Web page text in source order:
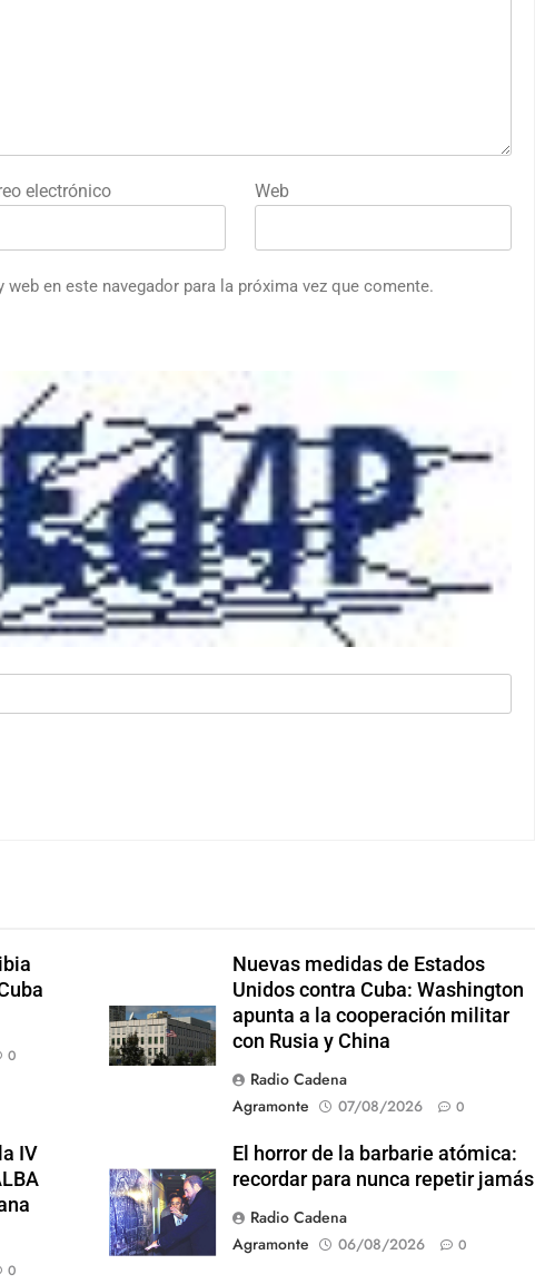
electrónico Web
en este navegador para la próxima vez que comente.
0
Nuevas medidas de Estados
Unidos contra Cuba: Washington
apunta a la cooperación militar
con Rusia y China
Radio Cadena
Agramonte
07/08/2026 0
IV
0
El horror de la barbarie atómica:
recordar para nunca repetir jamás
Radio Cadena
Agramonte
06/08/2026 0